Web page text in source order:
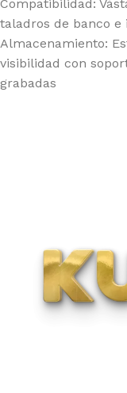
Compatibilidad:
taladros de banco e
Almacenamiento:
visibilidad con
grabadas